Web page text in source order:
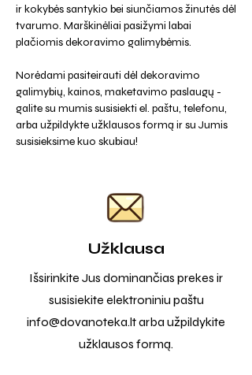
ir kokybės santykio bei siunčiamos žinutės dėl
tvarumo. Marškinėliai pasižymi labai
plačiomis dekoravimo galimybėmis.
Norėdami pasiteirauti dėl dekoravimo
galimybių, kainos, maketavimo paslaugų -
galite su mumis susisiekti el. paštu, telefonu,
arba užpildykte užklausos formą ir su Jumis
susisieksime kuo skubiau!
Užklausa
Išsirinkite Jus dominančias prekes ir
susisiekite elektroniniu paštu
info@dovanoteka.ltarba užpildykite
užklausos formą.